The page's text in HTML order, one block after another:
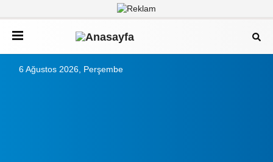
6 Ağustos 2026, Perşembe